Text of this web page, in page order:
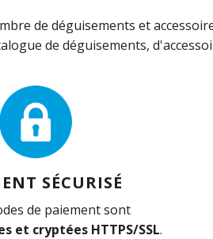
de déguisements et
de déguisements,
SÉCURISÉ
de paiement sont
et cryptées HTTPS/SSL.